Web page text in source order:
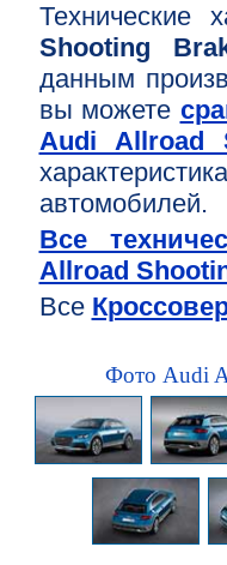
Технические
Shooting
данным
вы можете
Audi Allroad
автомобилей.
Все
Allroad
Все
Фото Audi